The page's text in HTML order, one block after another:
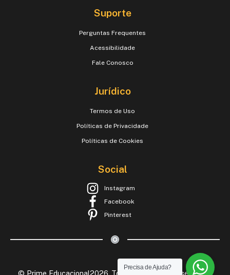
Suporte
Perguntas Frequentes
Acessibilidade
Fale Conosco
Jurídico
Termos de Uso
Políticas de Privacidade
Políticas de Cookies
Social
Instagram
Facebook
Pinterest
© Prime Educacional2026 .Todos os Direitos Reservados.
Precisa de Ajuda?